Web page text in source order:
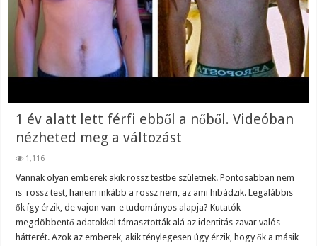
1 év alatt lett férfi ebből a nőből. Videóban
nézheted meg a változást
1,116
Vannak olyan emberek akik rossz testbe születnek. Pontosabban nem
is rossz test, hanem inkább a rossz nem, az ami hibádzik. Legalábbis
ők így érzik, de vajon van-e tudományos alapja? Kutatók
megdöbbentő adatokkal támasztották alá az identitás zavar valós
hátterét. Azok az emberek, akik ténylegesen úgy érzik, hogy ők a másik